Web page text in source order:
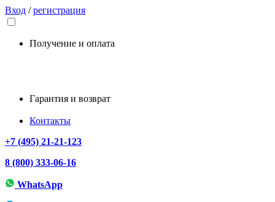
Вход /регистрация
Получение и оплата
Гарантия и возврат
Контакты
+7 (495) 21-21-123
8 (800) 333-06-16
WhatsApp